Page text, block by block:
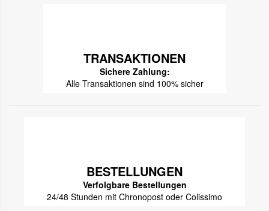
TRANSAKTIONEN
Sichere Zahlung:
Alle Transaktionen sind 100% sicher
BESTELLUNGEN
Verfolgbare Bestellungen
24/48 Stunden mit Chronopost oder Colissimo